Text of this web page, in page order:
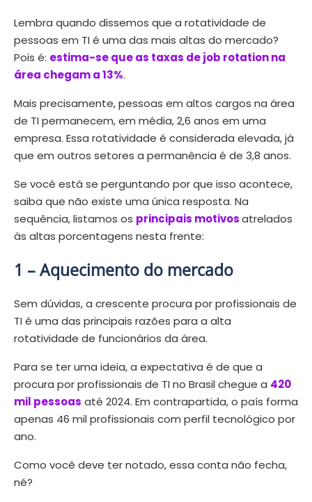
Lembra quando dissemos que a rotatividade de
pessoas em TI é uma das mais altas do mercado?
Pois é: estima-se que as taxas de job rotation na
área chegam a 13%.
Mais precisamente, pessoas em altos cargos na área
de TI permanecem, em média, 2,6 anos em uma
empresa. Essa rotatividade é considerada elevada, já
que em outros setores a permanência é de 3,8 anos.
Se você está se perguntando por que isso acontece,
saiba que não existe uma única resposta. Na
sequência, listamos os principais motivosatrelados
às altas porcentagens nesta frente:
1 –Aquecimento do mercado
Sem dúvidas, a crescente procura por profissionais de
TI é uma das principais razões para a alta
rotatividade de funcionários da área.
Para se ter uma ideia, a expectativa é de que a
procura por profissionais de TI no Brasil chegue a 420
mil pessoas até 2024. Em contrapartida, o país forma
apenas 46 mil profissionais com perfil tecnológico por
ano.
Como você deve ter notado, essa conta não fecha,
né?